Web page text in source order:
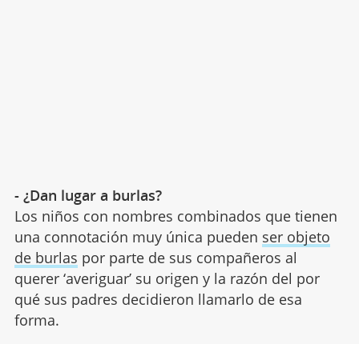
- ¿Dan lugar a burlas?
Los niños con nombres combinados que tienen
una connotación muy única pueden ser objeto
de burlas por parte de sus compañeros al
querer ‘averiguar’ su origen y la razón del por
qué sus padres decidieron llamarlo de esa
forma.